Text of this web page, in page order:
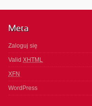
Meta
Zaloguj się
Valid XHTML
XFN
WordPress